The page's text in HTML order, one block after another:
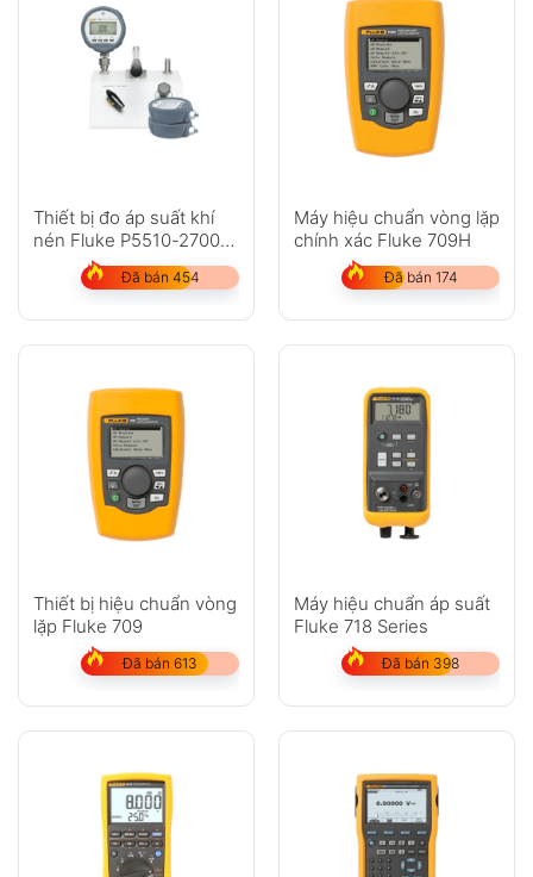
Thiết bị đo áp suất khí
nén Fluke P5510-2700G,
P5513-2700G
Đã bán 454
Máy hiệu chuẩn vòng lặp
chính xác Fluke 709H
Đã bán 174
Thiết bị hiệu chuẩn vòng
lặp Fluke 709
Đã bán 613
Máy hiệu chuẩn áp suất
Fluke 718 Series
Đã bán 398